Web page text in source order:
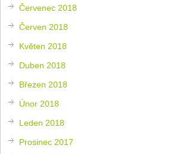
Červenec 2018
Červen 2018
Květen 2018
Duben 2018
Březen 2018
Únor 2018
Leden 2018
Prosinec 2017